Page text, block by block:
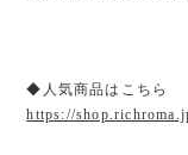
◆人気商品はこちら
https://